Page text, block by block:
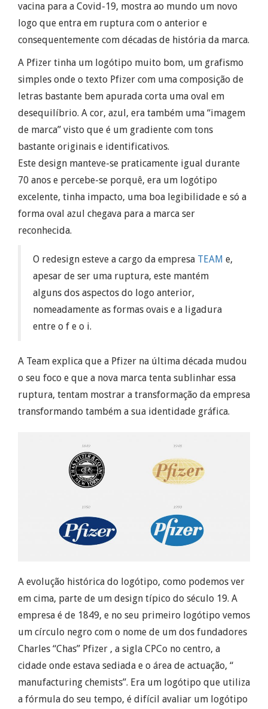
vacina para a Covid-19, mostra ao mundo um novo
logo que entra em ruptura com o anterior e
consequentemente com décadas de história da marca.
A Pfizer tinha um logótipo muito bom, um grafismo
simples onde o texto Pfizer com uma composição de
letras bastante bem apurada corta uma oval em
desequilíbrio. A cor, azul, era também uma “imagem
de marca” visto que é um gradiente com tons
bastante originais e identificativos.
Este design manteve-se praticamente igual durante
70 anos e percebe-se porquê, era um logótipo
excelente, tinha impacto, uma boa legibilidade e só a
forma oval azul chegava para a marca ser
reconhecida.
O redesign esteve a cargo da empresa TEAM e,
apesar de ser uma ruptura, este mantém
alguns dos aspectos do logo anterior,
nomeadamente as formas ovais e a ligadura
entre o f e o i.
A Team explica que a Pfizer na última década mudou
o seu foco e que a nova marca tenta sublinhar essa
ruptura, tentam mostrar a transformação da empresa
transformando também a sua identidade gráfica.
A evolução histórica do logótipo, como podemos ver
em cima, parte de um design típico do século 19. A
empresa é de 1849, e no seu primeiro logótipo vemos
um círculo negro com o nome de um dos fundadores
Charles “Chas” Pfizer , a sigla CPCo no centro, a
cidade onde estava sediada e o área de actuação, “
manufacturing chemists”. Era um logótipo que utiliza
a fórmula do seu tempo, é difícil avaliar um logótipo